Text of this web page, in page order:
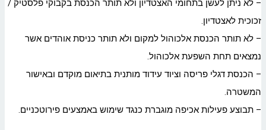
– לא ניתן לעשן בתחומי האצטדיון ולא תותר הכנסת בקבוקי פלסטיק /
זכוכית לאצטדיון.
– לא תותר הכנסת אלכוהול למקום ולא תותר כניסת אוהדים אשר
נמצאים תחת השפעת אלכוהול.
– הכנסת דגלי פריסה וציוד עידוד מותנית בתיאום מוקדם ובאישור
המשטרה.
– תבוצע פעילות אכיפה מוגברת כנגד שימוש באמצעים פירוטכניים.